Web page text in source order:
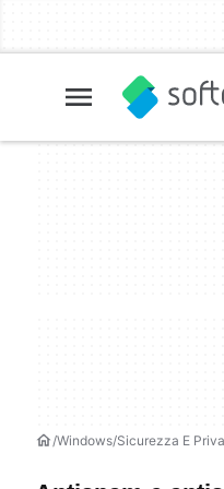
Windows Sicurezza E